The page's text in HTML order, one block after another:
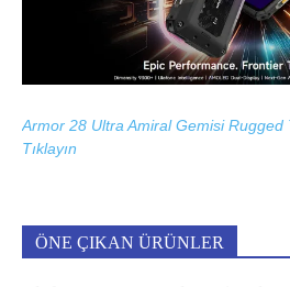
Armor 28 Ultra Amiral Gemisi Rugged
Tıklayın
ÖNE ÇIKAN ÜRÜNLER